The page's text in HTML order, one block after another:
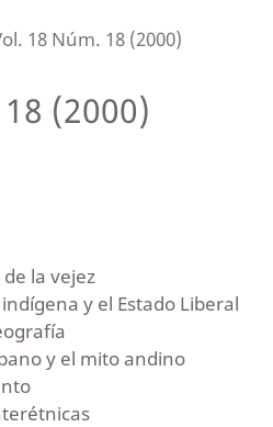
18 Núm. 18 (2000)
(2000)
la vejez
y el Estado Liberal
y el mito andino